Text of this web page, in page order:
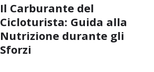
Il Carburante del
Cicloturista: Guida alla
Nutrizione durante gli
Sforzi